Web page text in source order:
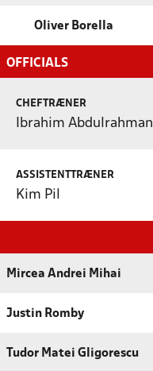
Oliver Borella
OFFICIALS
CHEFTRÆNER
Ibrahim Abdulrahman
ASSISTENTTRÆNER
Kim Pil
Mircea Andrei Mihai
Justin Romby
Tudor Matei Gligorescu